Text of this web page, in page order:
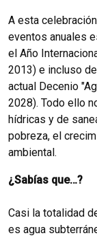
A esta
eventos anuales
el Año
2013) e incluso
actual Decenio
2028). Todo ello
hídricas y de
pobreza, el
ambiental.
¿Sabías que…?
Casi la totalidad
es agua